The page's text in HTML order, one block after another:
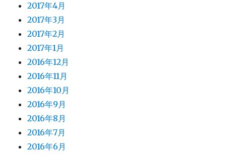
2017年4月
2017年3月
2017年2月
2017年1月
2016年12月
2016年11月
2016年10月
2016年9月
2016年8月
2016年7月
2016年6月